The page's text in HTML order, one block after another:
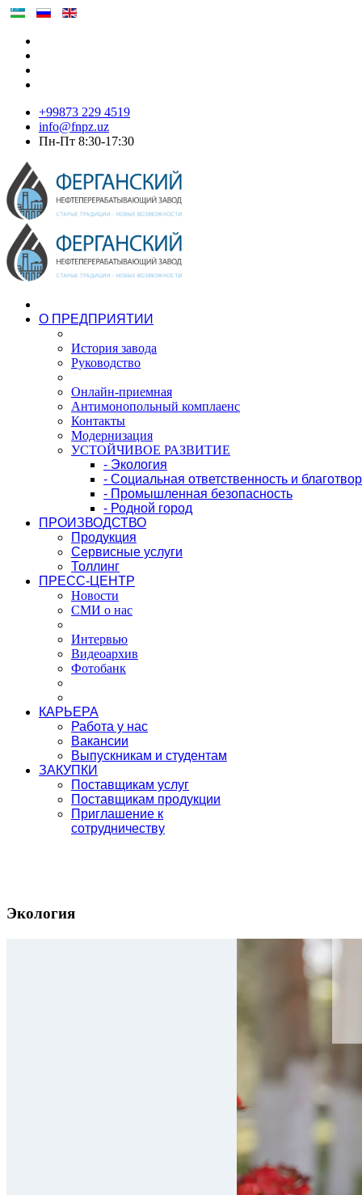
+99873 229 4519
info@fnpz.uz
Пн-Пт 8:30-17:30
О ПРЕДПРИЯТИИ
История завода
Руководство
Онлайн-приемная
Антимонопольный комплаенс
Контакты
Модернизация
УСТОЙЧИВОЕ РАЗВИТИЕ
- Экология
- Социальная ответственность и
- Промышленная безопасность
- Родной город
ПРОИЗВОДСТВО
Продукция
Сервисные услуги
Толлинг
ПРЕСС-ЦЕНТР
Новости
СМИ о нас
Интервью
Видеоархив
Фотобанк
КАРЬЕРА
Работа у нас
Вакансии
Выпускникам и студентам
ЗАКУПКИ
Поставщикам услуг
Поставщикам продукции
Приглашение к
сотрудничеству
Экология